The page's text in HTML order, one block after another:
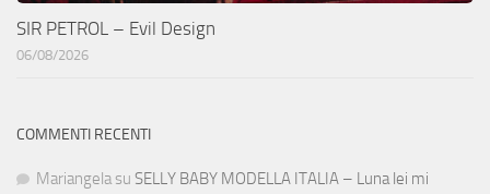
SIR PETROL – Evil Design
06/08/2026
COMMENTI RECENTI
Mariangela su SELLY BABY MODELLA ITALIA – Luna lei mi